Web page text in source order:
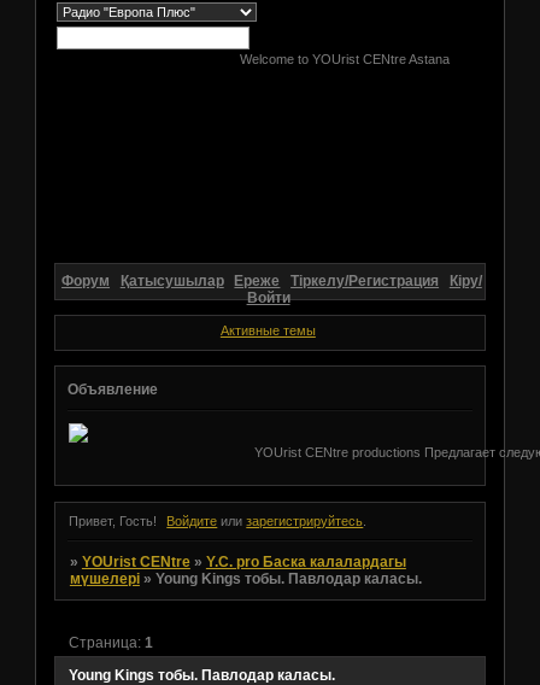
Welcome to YOUrist CENtre Astana
Форум Қатысушылар Ереже Тіркелу/Регистрация
Кіру/
Войти
Активные темы
Объявление
YOUrist CENtre productions Предлагает
Привет, Гость! Войдите илизарегистрируйтесь
» YOUrist CENtre » Y.C. pro Баска калалардагы
мүшелері » Young Kings тобы. Павлодар каласы.
Young Kings тобы. Павлодар каласы.
Страница: 1